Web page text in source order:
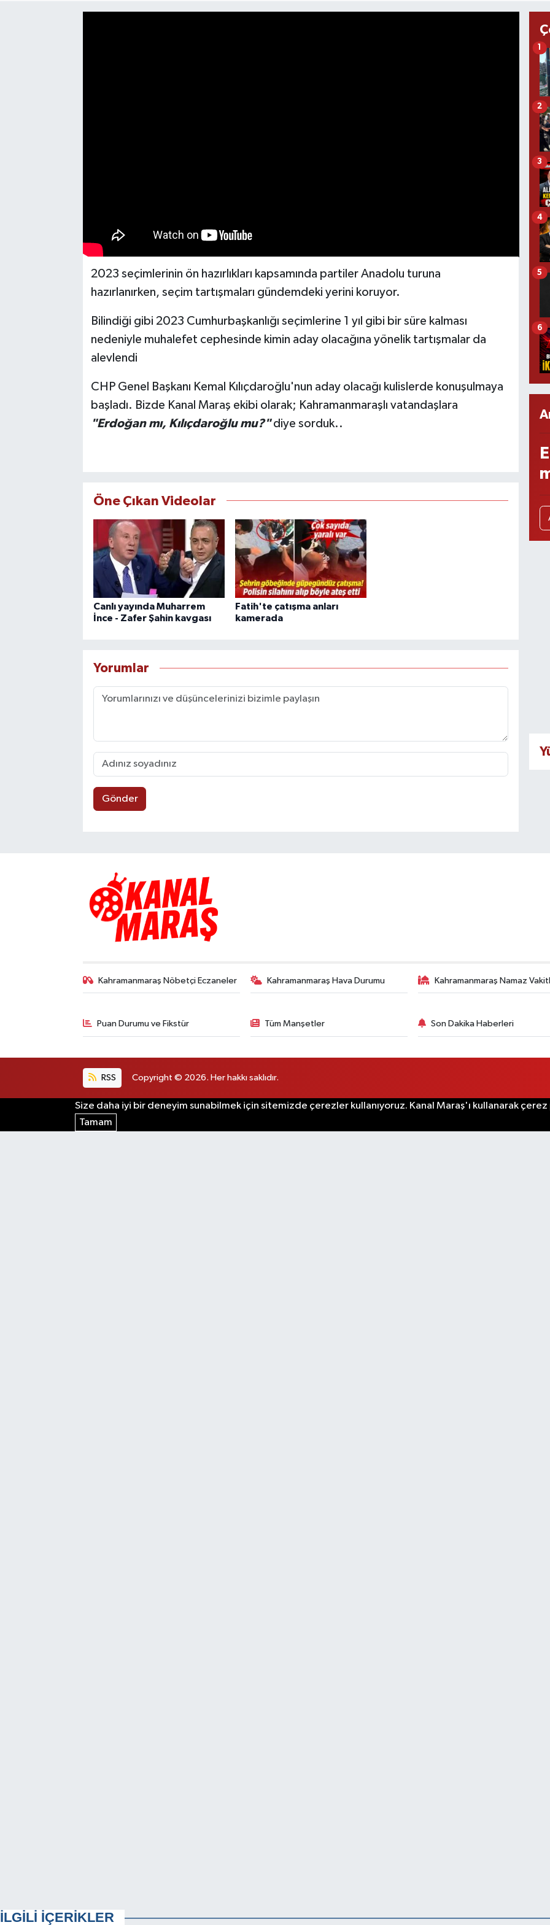
2023 seçimlerinin ön hazırlıkları kapsamında partiler Anadolu turuna
hazırlanırken, seçim tartışmaları gündemdeki yerini koruyor.
Bilindiği gibi 2023 Cumhurbaşkanlığı seçimlerine 1 yıl gibi bir süre kalması
nedeniyle muhalefet cephesinde kimin aday olacağına yönelik tartışmalar da
alevlendi
CHP Genel Başkanı Kemal Kılıçdaroğlu'nun aday olacağı kulislerde konuşulmaya
başladı. Bizde Kanal Maraş ekibi olarak; Kahramanmaraşlı vatandaşlara
"Erdoğan mı, Kılıçdaroğlu mu?"diye sorduk..
Öne Çıkan Videolar
Canlı yayında Muharrem
İnce - Zafer Şahin kavgası
Fatih'te çatışma anları
kamerada
Yorumlar
Gönder
1
2
3
4
5
6
Kahramanmaraş Nöbetçi Eczaneler Kahramanmaraş Hava Durumu Kahramanmaraş Namaz
Puan Durumu ve Fikstür Tüm Manşetler Son Dakika Haberleri
RSS Copyright © 2026. Her hakkı saklıdır.
Size daha iyi bir deneyim sunabilmek için sitemizde çerezler kullanıyoruz. Kanal Maraş'ı kullanarak çerez
Tamam